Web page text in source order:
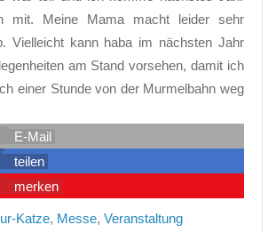
mit. Meine Mama macht leider sehr
Vielleicht kann haba im nächsten Jahr
am Stand vorsehen, damit ich
einer Stunde von der Murmelbahn weg
E-Mail
teilen
merken
Katze, Messe, Veranstaltung